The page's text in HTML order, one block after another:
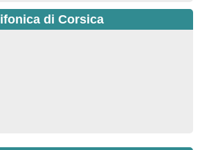
di Corsica